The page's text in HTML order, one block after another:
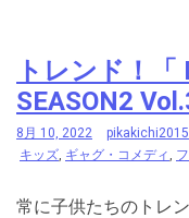
トレンド！「
SEASON2
8月 10, 2022
pikakichi2015
キッズ, ギャグ・コメディ,
常に子供たちのトレ